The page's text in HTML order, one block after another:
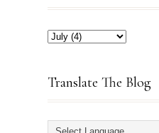
Translate The Blog